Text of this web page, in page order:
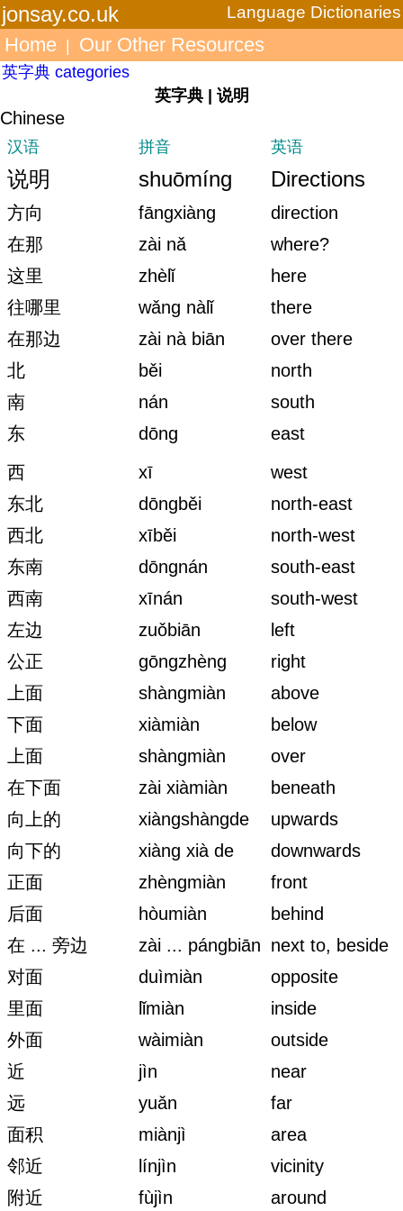
jonsay.co.uk Language Dictionaries
Home Our Other Resources
英字典 categories
英字典 | 说明
Chinese
汉语 拼音 英语
说明 shuōmíng Directions
方向 fāngxiàng
direction
在那
zài nǎ
where?
这里
zhèlǐ
here
往哪里
wǎng nàlǐ
there
在那边
zài nà biān
over there
北
běi
north
南
nán
south
东
dōng
east
西
xī
west
东北
dōngběi
north-east
西北
xīběi
north-west
东南
dōngnán
south-east
西南
xīnán
south-west
左边
zuǒbiān
left
公正
gōngzhèng
right
上面
shàngmiàn
above
下面
xiàmiàn
below
上面
shàngmiàn
over
在下面
zài xiàmiàn
beneath
向上的
xiàngshàngde
upwards
向下的
xiàng xià de
downwards
正面
zhèngmiàn
front
后面
hòumiàn
behind
在 ... 旁边
zài ... pángbiān next to, beside
对面
duìmiàn
opposite
里面
lǐmiàn
inside
外面
wàimiàn
outside
近
jìn
near
远
yuǎn
far
面积
miànjì
area
邻近
línjìn
vicinity
附近
fùjìn around